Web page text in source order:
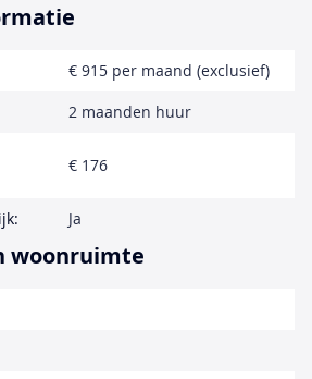
€ 915 per maand (exclusief)
2 maanden huur
€ 176
Ja
woonruimte